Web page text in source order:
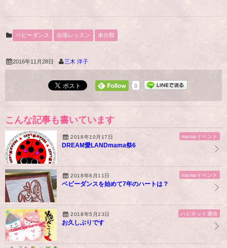
ベビーダンス 出張レッスン 未分類
2016年11月28日 三木 洋子
0
こんな記事も書いています
2018年10月17日 mamaイベント
DREAM愛LANDmama祭6
2018年6月11日 mamaイベント
ベビーダンスを始めて7年のハートは？
2018年5月23日 ハピネット通信
お久しぶりです